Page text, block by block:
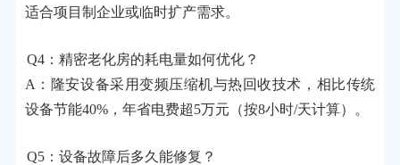
适合项目制企业或临时扩产需求。
Q4：精密老化房的耗电量如何优化？
A：隆安设备采用变频压缩机与热回收技术，相比传统
设备节能40%，年省电费超5万元（按8小时/天计算）。
Q5：设备故障后多久能修复？